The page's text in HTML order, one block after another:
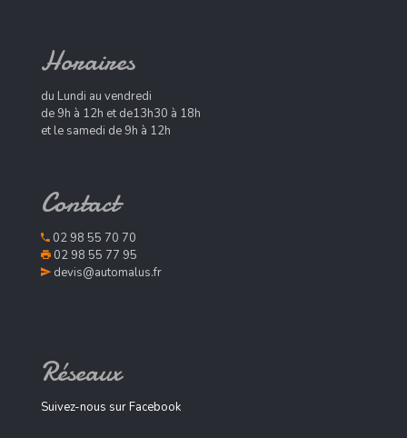
Horaires
du Lundi au vendredi
de 9h à 12h et de13h30 à 18h
et le samedi de 9h à 12h
Contact
02 98 55 70 70
02 98 55 77 95
devis@automalus.fr
Réseaux
Suivez-nous sur Facebook